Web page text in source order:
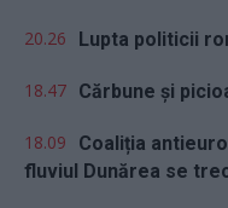
20.26 Lupta politicii
18.47 Cărbune și
18.09
Coaliția
fluviul Dunărea se